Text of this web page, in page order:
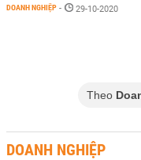
DOANH NGHIỆP - 29-10-2020
Theo
DOANH NGHIỆP